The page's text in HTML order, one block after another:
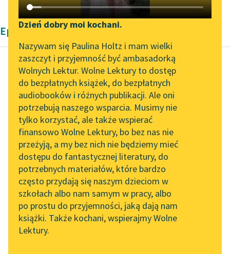
Katalog DAISY
Podkasty o książkach
Zgłoś brak utworu
Aktualności
„Prokurator Alicja Horn”
do słuchania
Byliśmy częścią AI Impact
Lab
Zapraszamy na spotkanie
online z tłumaczkami
literatury skandynawskiej
Spotkanie z Katarzyną
Tunkiel w Oslo
102. lata temu zmarł
Joseph Conrad
Narzędzia
Mapa Wolnych Lektur
Leśmianator
Przewodnik dla piszących i
czytających
API
OAI-PMH
Widget Wolnych Lektur
Przypisy
Dzień dobry moi kochani.
Nazywam się Paulina Holtz i mam wielki
zaszczyt i przyjemność być ambasadorką
Wolnych Lektur. Wolne Lektury to dostęp
do bezpłatnych książek, do bezpłatnych
audiobooków i różnych publikacji. Ale oni
potrzebują naszego wsparcia. Musimy nie
tylko korzystać, ale także wspierać
finansowo Wolne Lektury, bo bez nas nie
przeżyją, a my bez nich nie będziemy mieć
dostępu do fantastycznej literatury, do
potrzebnych materiałów, które bardzo
często przydają się naszym dzieciom w
szkołach albo nam samym w pracy, albo
po prostu do przyjemności, jaką dają nam
książki. Także kochani, wspierajmy Wolne
Lektury.
Epika Zofii Żurakowskiej
Zofia Żurakowska
Skarby
Było mu
niewypowiedzianie
dobrze. Patrzał na
syczące, złote
płomienie drgające w
głębi kominka, czuł
dobroczynne...